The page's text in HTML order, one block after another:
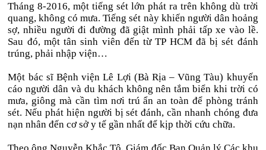
Tháng 8-2016, một tiếng sét lớn phát ra trên không dù trời
quang, không có mưa. Tiếng sét này khiến người dân hoảng
sợ, nhiều người đi đường đã giật mình phải tấp xe vào lề.
Sau đó, một tân sinh viên đến từ TP HCM đã bị sét đánh
trúng, phải nhập viện…
Một bác sĩ Bệnh viện Lê Lợi (Bà Rịa – Vũng Tàu) khuyến
cáo người dân và du khách không nên tắm biển khi trời có
mưa, giông mà cần tìm nơi trú ẩn an toàn để phòng tránh
sét. Nếu phát hiện người bị sét đánh, cần nhanh chóng đưa
nạn nhân đến cơ sở y tế gần nhất để kịp thời cứu chữa.